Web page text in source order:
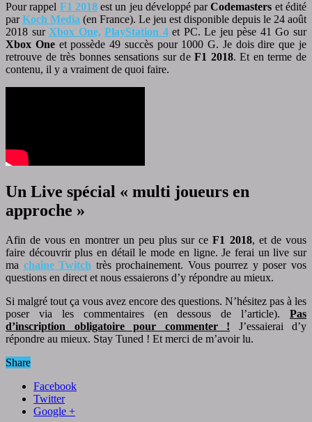
Pour rappel F1 2018est un jeu développé parCodemasters et édité
parKoch Media (en France). Le jeu est disponible depuis le 24 août
2018 surXbox One, PlayStation 4et PC. Le jeu pèse 41 Go sur
Xbox Oneet possède 49 succès pour 1000 G. Je dois dire que je
retrouve de très bonnes sensations sur deF1 2018. Et en terme de
contenu, il y a vraiment de quoi faire.
Un Live spécial « multi joueurs en
approche »
Afin de vous en montrer un peu plus sur ceF1 2018, et de vous
faire découvrir plus en détail le mode en ligne. Je ferai un live sur
ma chaîne Twitch très prochainement. Vous pourrez y poser vos
questions en direct et nous essaierons d’y répondre au mieux.
Si malgré tout ça vous avez encore des questions. N’hésitez pas à les
poser via les commentaires (en dessous de l’article). Pas
d’inscription obligatoire pour commenter ! J’essaierai d’y
répondre au mieux. Stay Tuned ! Et merci de m’avoir lu.
Share
Facebook
Twitter
Google +